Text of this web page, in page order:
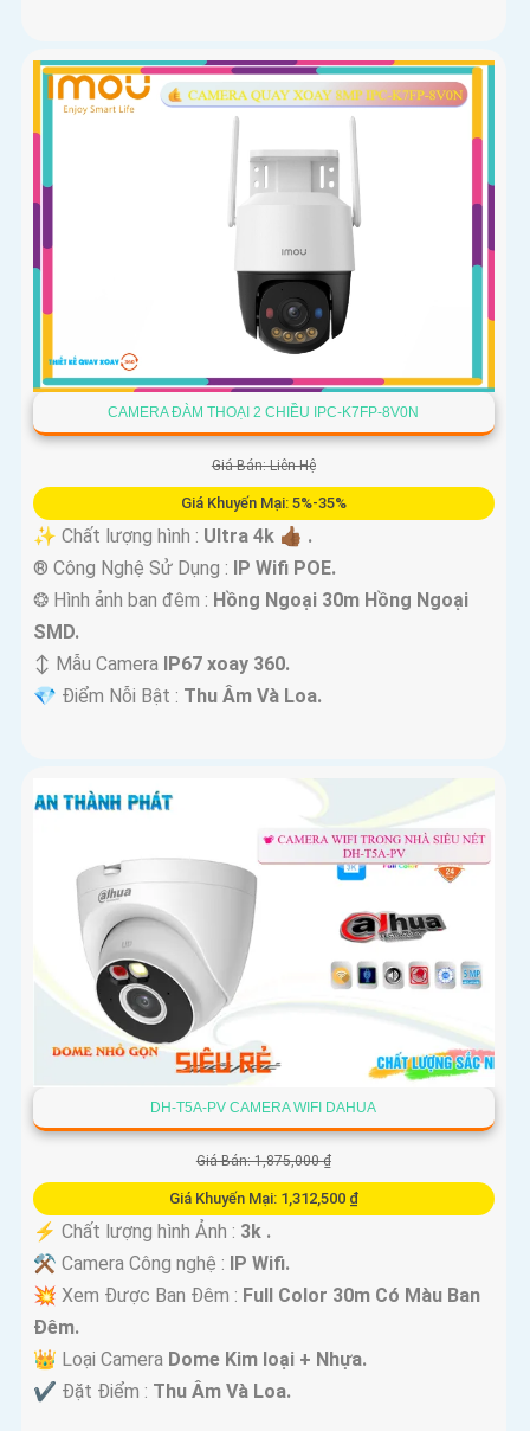
CAMERA ĐÀM THOẠI 2 CHIỀU IPC-K7FP-8V0N
Giá Bán: Liên Hệ
Giá Khuyến Mại: 5%-35%
✨ Chất lượng hình : Ultra 4k 👍🏾 .
®️ Công Nghệ Sử Dụng : IP Wifi POE.
❂ Hình ảnh ban đêm : Hồng Ngoại 30m Hồng Ngoại
SMD.
↕️ Mẫu Camera IP67 xoay 360.
️💎 Điểm Nỗi Bật : Thu Âm Và Loa.
DH-T5A-PV CAMERA WIFI DAHUA
Giá Bán: 1,875,000 ₫
Giá Khuyến Mại: 1,312,500 ₫
️⚡ Chất lượng hình Ảnh : 3k .
⚒ Camera Công nghệ : IP Wifi.
💥 Xem Được Ban Đêm : Full Color 30m Có Màu Ban
Ðêm.
👑 Loại Camera Dome Kim loại + Nhựa.
️✔️ Đặt Điểm : Thu Âm Và Loa.